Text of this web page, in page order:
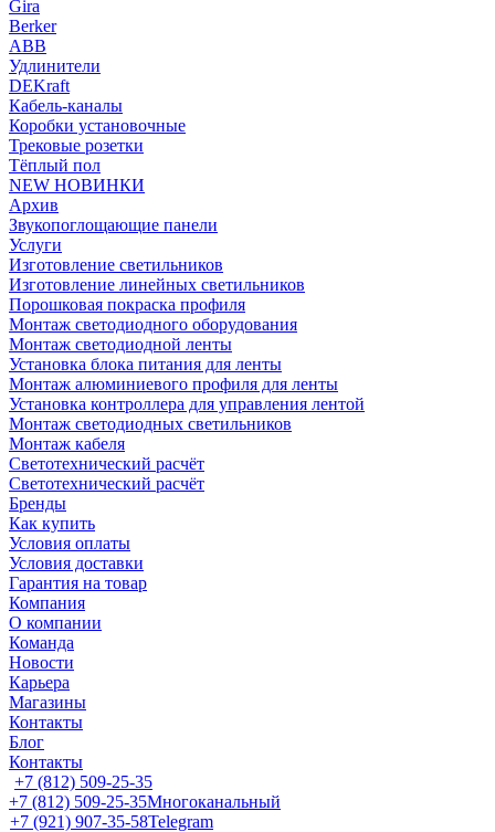
Gira
Berker
ABB
Удлинители
DEKraft
Кабель-каналы
Коробки установочные
Трековые розетки
Тёплый пол
NEW НОВИНКИ
Архив
Звукопоглощающие панели
Услуги
Изготовление светильников
Изготовление линейных светильников
Порошковая покраска профиля
Монтаж светодиодного оборудования
Монтаж светодиодной ленты
Установка блока питания для ленты
Монтаж алюминиевого профиля для ленты
Установка контроллера для управления лентой
Монтаж светодиодных светильников
Монтаж кабеля
Светотехнический расчёт
Светотехнический расчёт
Бренды
Как купить
Условия оплаты
Условия доставки
Гарантия на товар
Компания
О компании
Команда
Новости
Карьера
Магазины
Контакты
Блог
Контакты
+7 (812) 509-25-35
+7 (812) 509-25-35Многоканальный
+7 (921) 907-35-58Telegram